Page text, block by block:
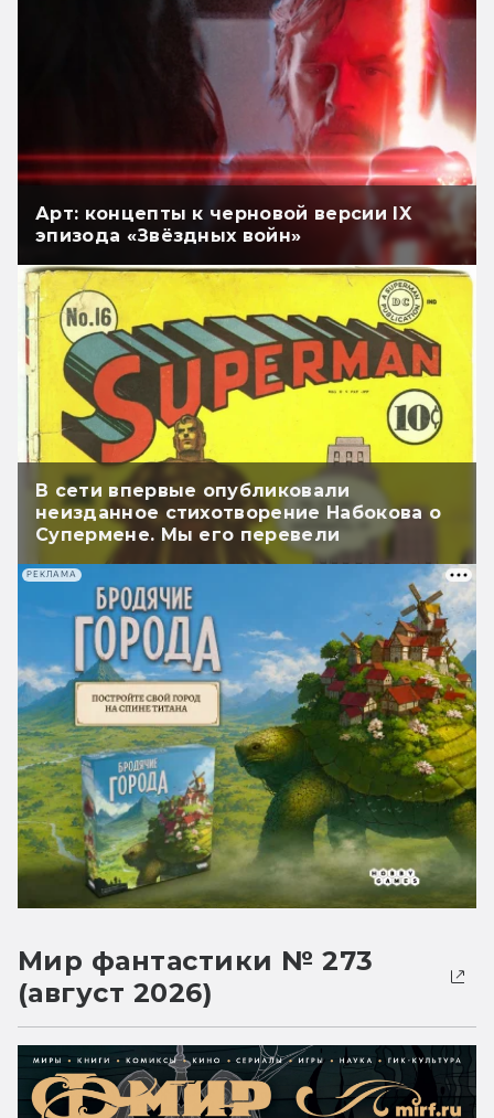
Арт: концепты к черновой версии IX
эпизода «Звёздных войн»
В сети впервые опубликовали
неизданное стихотворение Набокова о
Супермене. Мы его перевели
РЕКЛАМА
Мир фантастики № 273
(август 2026)